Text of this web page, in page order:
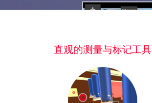
直观的测量与标记工具